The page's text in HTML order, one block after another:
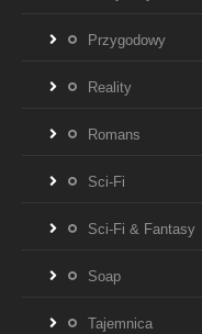
Przygodowy
Reality
Romans
Sci-Fi
Sci-Fi & Fantasy
Soap
Tajemnica